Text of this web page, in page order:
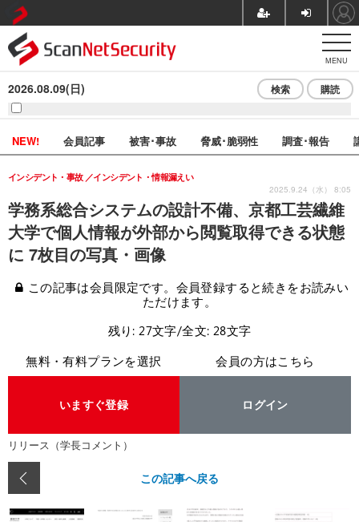
MENU
2026.08.09(日) 検索 購読
NEW! 会員記事 被害･事故 脅威･脆弱性 調査･報告
学務系総合システムの設計不備、京都工芸繊維
大学で個人情報が外部から閲覧取得できる状態
に 7枚目の写真・画像
インシデント・事故 インシデント・情報漏えい
2025.9.24（水） 8:05
この記事は会員限定です。会員登録すると続きをお読みい
ただけます。
残り: 27文字/全文: 28文字
無料・有料プランを選択
いますぐ登録
会員の方はこちら
ログイン
リリース（学長コメント）
この記事へ戻る